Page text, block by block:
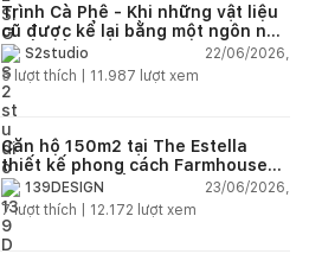
Trình Cà Phê - Khi những vật liệu
cũ được kể lại bằng một ngôn ngữ
thiết kế mới
S2studio
22/06/2026,
5 lượt thích | 11.987 lượt xem
Căn hộ 150m2 tại The Estella
thiết kế phong cách Farmhouse
thanh lịch và ấm áp
139DESIGN
23/06/2026,
7lượt thích | 12.172 lượt xem